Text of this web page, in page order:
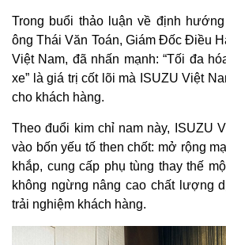
Trong buổi thảo luận về định
ông Thái Văn Toán, Giám Đốc Điều
Việt Nam, đã nhấn mạnh: “Tối đa
xe” là giá trị cốt lõi mà ISUZU Việt
cho khách hàng.
Theo đuổi kim chỉ nam này, ISUZU
vào bốn yếu tố then chốt: mở rộng
khắp, cung cấp phụ tùng thay thế
không ngừng nâng cao chất lượng
trải nghiệm khách hàng.